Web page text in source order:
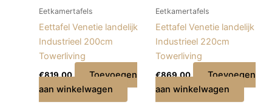
Eetkamertafels
Eettafel Venetie landelijk
Industrieel 200cm
Towerliving
€819,00
Toevoegen
aan winkelwagen
Eetkamertafels
Eettafel Venetie landelijk
Industrieel 220cm
Towerliving
€869,00
Toevoegen
aan winkelwagen